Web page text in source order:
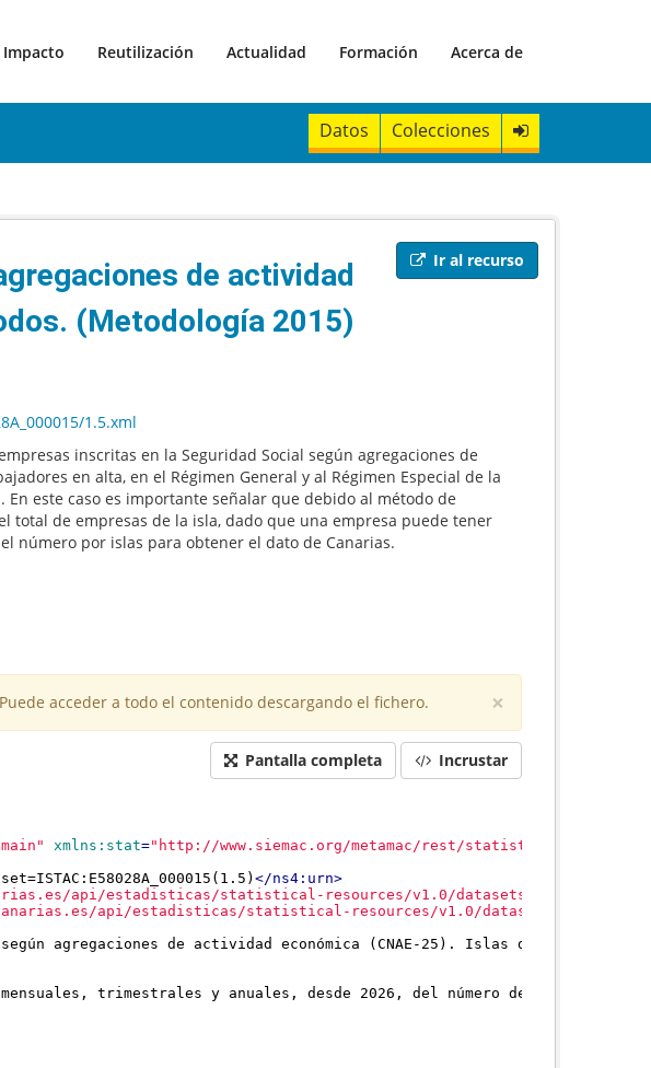
Impacto Reutilización Actualidad Formación Acerca de
Datos Colecciones
Ir al recurso
de actividad
(Metodología 2015)
1.5.xml
inscritas en la Seguridad Social según agregaciones de
en alta, en el Régimen General y al Régimen Especial de la
este caso es importante señalar que debido al método de
total de empresas de la isla, dado que una empresa puede tener
número por islas para obtener el dato de Canarias.
acceder a todo el contenido descargando el fichero. ×
Pantalla completa Incrustar